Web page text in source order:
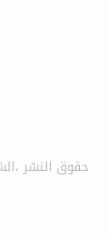
حقوق النشر